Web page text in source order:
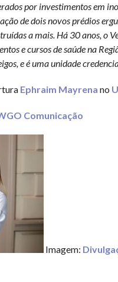
por investimentos em
de dois novos prédios
a mais. Há 30 anos, o
e cursos de saúde na
e é uma unidade
Ephraim Mayrena no
Comunicação
Imagem: